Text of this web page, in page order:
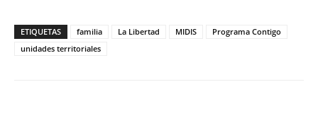
ETIQUETAS familia La Libertad MIDIS
Programa Contigo
unidades territoriales